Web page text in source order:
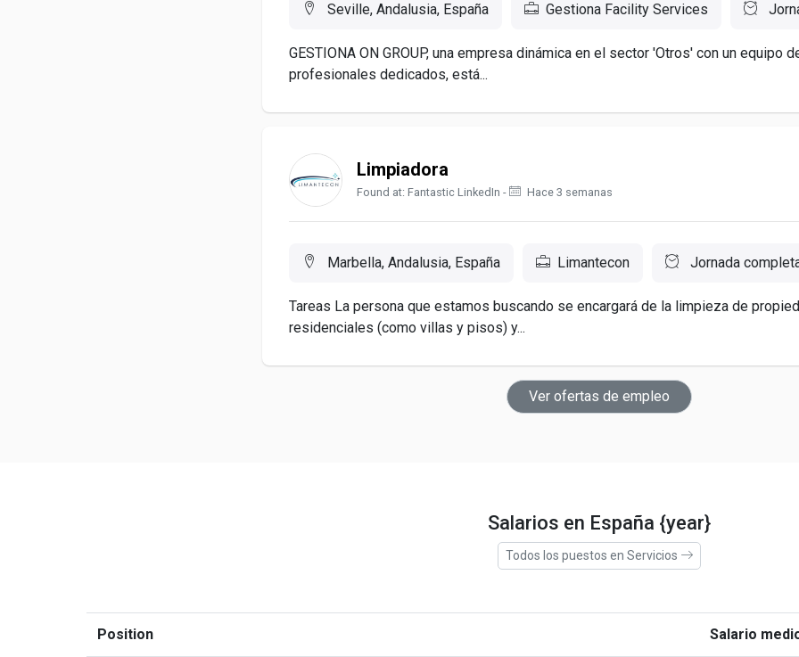
Seville, Andalusia, España Gestiona Facility Services
GESTIONA ON GROUP, una empresa dinámica en el sector 'Otros' con un equipo
profesionales dedicados, está...
Limpiadora
Found at: Fantastic LinkedIn - Hace 3 semanas
Marbella, Andalusia, España Limantecon Jornada
Tareas La persona que estamos buscando se encargará de la limpieza de
residenciales (como villas y pisos) y...
Ver ofertas de empleo
Salarios en España {year}
Todos los puestos en Servicios
Position Salario